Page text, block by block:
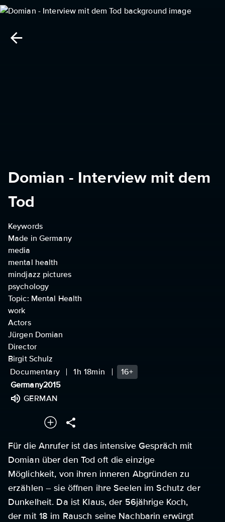
Domian - Interview mit dem
Tod
Keywords
Made in Germany
media
mental health
mindjazz pictures
psychology
Topic: Mental Health
work
Actors
Jürgen Domian
Director
Birgit Schulz
Documentary
1h 18min
16+
Germany2015
GERMAN
Für die Anrufer ist das intensive Gespräch mit
Domian über den Tod oft die einzige
Möglichkeit, von ihren inneren Abgründen zu
erzählen – sie öffnen ihre Seelen im Schutz der
Dunkelheit. Da ist Klaus, der 56jährige Koch,
der mit 18 im Rausch seine Nachbarin erwürgt